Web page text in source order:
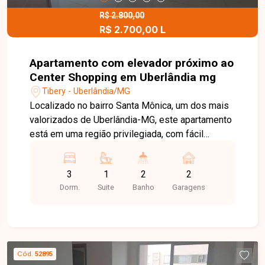
R$ 2.800,00
R$ 2.700,00 L
Apartamento com elevador próximo ao
Center Shopping em Uberlândia mg
Tibery - Uberlândia/MG
Localizado no bairro Santa Mônica, um dos mais
valorizados de Uberlândia-MG, este apartamento
está em uma região privilegiada, com fácil
oferta de supermercados, escolas,
universidades, farmácias, restaurantes e
diversos serviços. Uma excelente opção para
por apenas 03 andares e 02 apartamentos por
andar, garantindo mais privacidade e
3
Dorm.
1
Suite
2
Banho
2
Garagens
Cód. 52895